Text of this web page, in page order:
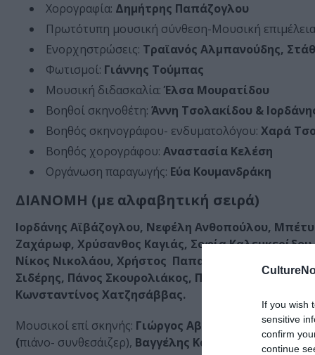
If you wish
sensitive
confirm
continue
Χορογραφία: Δημήτρης Παπάζογλου
Πρωτότυπη μουσική σύνθεση-Μουσική
Ενορχηστρώσεις: Τραϊανός Αλμπανούδης,
Φωτισμοί: Γιάννης Τούμπας
Μουσική διδασκαλία: Έλσα Μουρατίδου
Βοηθοί σκηνοθέτη: Άννη Τσολακίδου &
Βοηθός σκηνογράφου- ενδυματολόγου: Χαρά
Βοηθός χορογράφου: Αναστασία Κελέση
Οργάνωση παραγωγής: Εύα Κουμανδράκη
ΔΙΑΝΟΜΗ (με αλφαβητική σειρά)
Ιορδάνης Αϊβάζογλου, Νεφέλη Ανθοπούλου,
Ζαχάρωφ, Χρύσανθος Καγιάς, Σοφία
Νίκος Νικολάου, Χρήστος Παπαδημητρίου,
Σιδέρης, Πάνος Σκουρολιάκος, Πολυξένη
Κωνσταντίνος Χατζησάββας.
Μουσικοί επί σκηνής: Γιώργος Αβραμίδης (τρομπέτα),
(πιάνο- συνθεσάιζερ), Βαγγέλης Καλαμαράς